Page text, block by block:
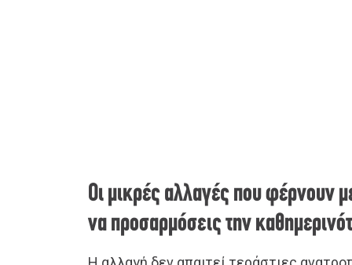
Οι μικρές αλλαγές που φέρνουν
να προσαρμόσεις την